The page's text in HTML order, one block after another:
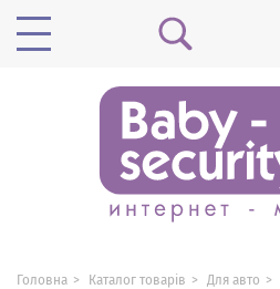
Головна Каталог товарів Для авто